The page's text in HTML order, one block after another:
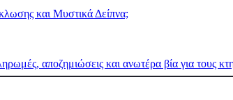
και Μυστικά Δείπνα;
αποζημιώσεις και ανωτέρα βία για τους